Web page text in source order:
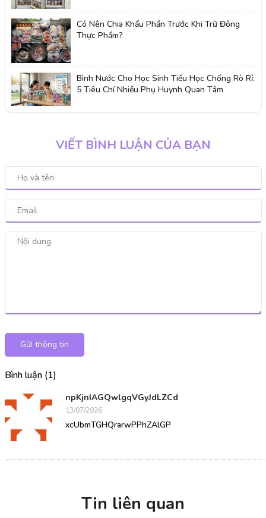
Có Nên Chia Khẩu Phần Trước Khi Trữ Đông
Thực Phẩm?
Bình Nước Cho Học Sinh Tiểu Học Chống Rò Rỉ:
5 Tiêu Chí Nhiều Phụ Huynh Quan Tâm
VIẾT BÌNH LUẬN CỦA BẠN
Gửi thông tin
Bình luận (1)
npKjnIAGQwlgqVGyJdLZCd
13/07/2026
xcUbmTGHQrarwPPhZAlGP
Tin liên quan